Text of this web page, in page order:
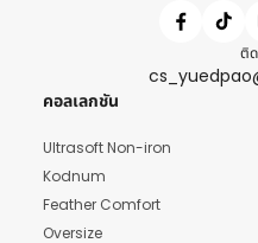
ติ
คอลเลกชัน
Ultrasoft Non-iron
Kodnum
Feather Comfort
Oversize